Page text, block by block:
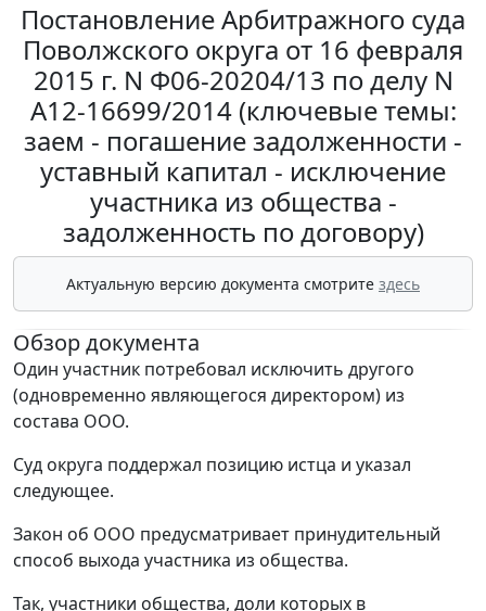
Постановление Арбитражного суда
Поволжского округа от 16 февраля
2015 г. N Ф06-20204/13 по делу N
А12-16699/2014 (ключевые темы:
заем - погашение задолженности -
уставный капитал - исключение
участника из общества -
задолженность по договору)
Актуальную версию документа смотрите здесь
Обзор документа
Один участник потребовал исключить другого
(одновременно являющегося директором) из
состава ООО.
Суд округа поддержал позицию истца и указал
следующее.
Закон об ООО предусматривает принудительный
способ выхода участника из общества.
Так, участники общества, доли которых в